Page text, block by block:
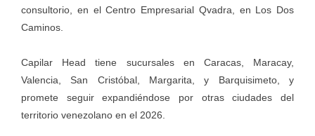
consultorio, en el Centro Empresarial Qvadra, en Los Dos
Caminos.
Capilar Head tiene sucursales en Caracas, Maracay,
Valencia, San Cristóbal, Margarita, y Barquisimeto, y
promete seguir expandiéndose por otras ciudades del
territorio venezolano en el 2026.